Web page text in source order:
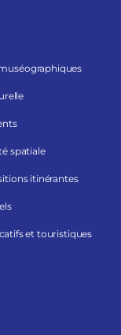
spatiale
itinérantes
et touristiques